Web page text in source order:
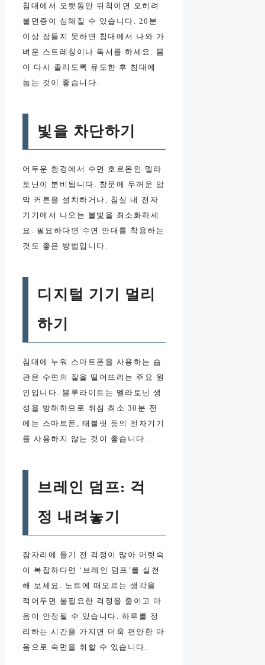
침대에서 오랫동안 뒤척이면 오히려
불면증이 심해질 수 있습니다. 20분
이상 잠들지 못하면 침대에서 나와 가
벼운 스트레칭이나 독서를 하세요. 몸
이 다시 졸리도록 유도한 후 침대에
눕는 것이 좋습니다.
빛을 차단하기
어두운 환경에서 수면 호르몬인 멜라
토닌이 분비됩니다. 창문에 두꺼운 암
막 커튼을 설치하거나, 침실 내 전자
기기에서 나오는 불빛을 최소화하세
요. 필요하다면 수면 안대를 착용하는
것도 좋은 방법입니다.
디지털 기기 멀리
하기
침대에 누워 스마트폰을 사용하는 습
관은 수면의 질을 떨어뜨리는 주요 원
인입니다. 블루라이트는 멜라토닌 생
성을 방해하므로 취침 최소 30분 전
에는 스마트폰, 태블릿 등의 전자기기
를 사용하지 않는 것이 좋습니다.
브레인 덤프: 걱
정 내려놓기
잠자리에 들기 전 걱정이 많아 머릿속
이 복잡하다면 ‘브레인 덤프’를 실천
해 보세요. 노트에 떠오르는 생각을
적어두면 불필요한 걱정을 줄이고 마
음이 안정될 수 있습니다. 하루를 정
리하는 시간을 가지면 더욱 편안한 마
음으로 숙면을 취할 수 있습니다.